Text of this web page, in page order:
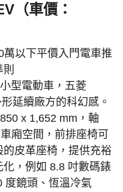
（車價：
型電動車，五菱
形延續廠方的科幻感。
x 1,652 mm，軸
廂空間，前排座椅可
皮革座椅，提供充裕
，例如 8.8 吋數碼錶
度鏡頭、恆溫冷氣